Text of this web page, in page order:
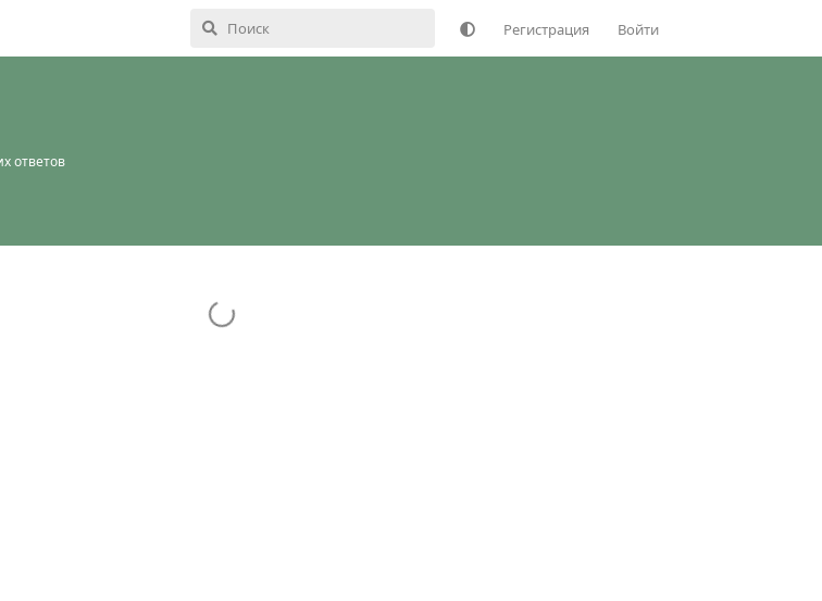
Регистрация Войти
ответов